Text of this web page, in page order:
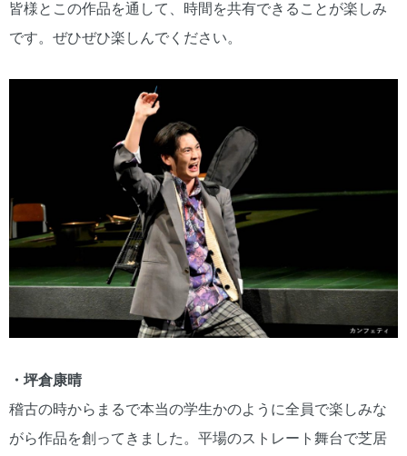
皆様とこの作品を通して、時間を共有できることが楽しみ
です。ぜひぜひ楽しんでください。
・坪倉康晴
稽古の時からまるで本当の学生かのように全員で楽しみな
がら作品を創ってきました。平場のストレート舞台で芝居